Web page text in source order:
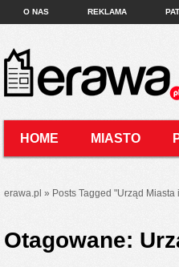
O NAS REKLAMA
HOME MIASTO
erawa.pl » Posts Tagged "Urząd Miasta
Otagowane: